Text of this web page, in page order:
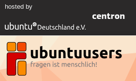
hosted by